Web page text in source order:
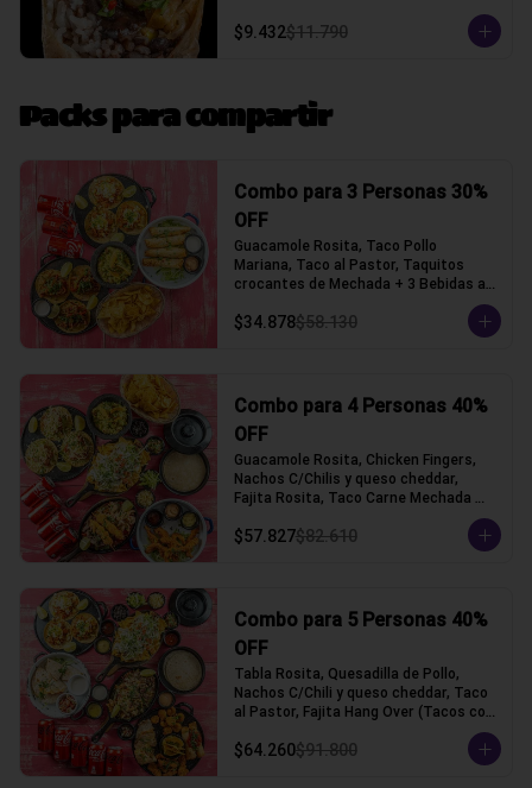
gallo y crema ácida, acompañado con
papas fritas.
$9.432$11.790
Packs para compartir
Combo para 3 Personas 30%
OFF
Guacamole Rosita, Taco Pollo
Mariana, Taco al Pastor, Taquitos
crocantes de Mechada + 3 Bebidas a
elección (Tacos con tortilla de trigo)
$34.878$58.130
Combo para 4 Personas 40%
OFF
Guacamole Rosita, Chicken Fingers,
Nachos C/Chilis y queso cheddar,
Fajita Rosita, Taco Carne Mechada
$57.827$82.610
Combo para 5 Personas 40%
OFF
Tabla Rosita, Quesadilla de Pollo,
Nachos C/Chili y queso cheddar, Taco
al Pastor, Fajita Hang Over (Tacos con
$64.260$91.800